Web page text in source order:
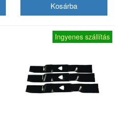
Ingyenes szállítás